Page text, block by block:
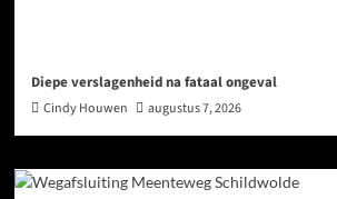
Diepe verslagenheid na fataal ongeval
Cindy Houwen augustus 7, 2026